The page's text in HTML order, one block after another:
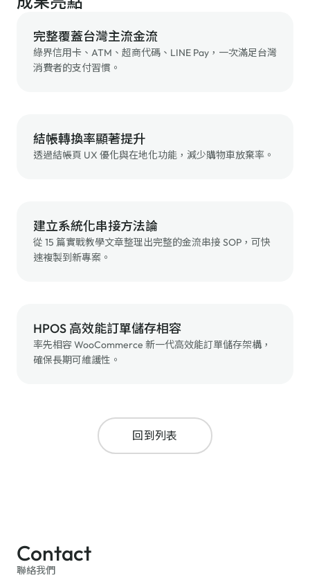
完整覆蓋台灣主流金流
綠界信用卡、ATM、超商代碼、LINE Pay，一次滿足台灣
消費者的支付習慣。
結帳轉換率顯著提升
透過結帳頁 UX 優化與在地化功能，減少購物車放棄率。
建立系統化串接方法論
從 15 篇實戰教學文章整理出完整的金流串接 SOP，可快
速複製到新專案。
HPOS 高效能訂單儲存相容
率先相容 WooCommerce 新一代高效能訂單儲存架構，
確保長期可維護性。
回到列表
Contact
聯絡我們